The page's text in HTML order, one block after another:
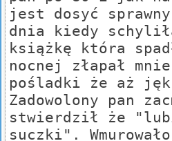
jest dosyć
dnia kiedy
książkę która
nocnej złapał
pośladki że aż
Zadowolony pan
stwierdził że
suczki".